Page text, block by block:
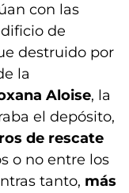
con las
de
destruido por
la
Aloise, la
el depósito,
de rescate
o no entre los
tanto, más